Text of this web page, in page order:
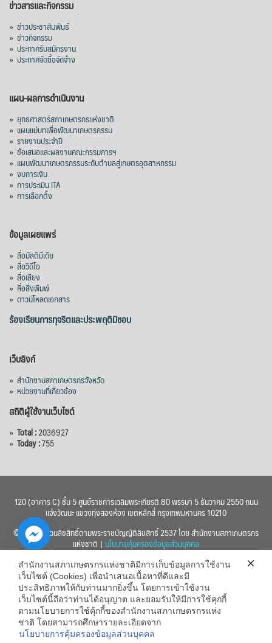
ข่าวสารและกิจกรรม
» ข่าวประชาสัมพันธ์
» ข่าวกิจกรรม
» ประกาศรับสมัครงาน
» ประกาศจัดซื้อจัดจ้าง
แผน-ผลการดำเนินงาน
» ยุทธศาสตร์สภาเกษตรกรแห่งชาติ
» แผนแม่บทเพื่อพัฒนาเกษตรกรรม
» รายงานประจำปี
» ข้อเสนอและผลงานคณะกรรมการฯ
» แผนพัฒนาเกษตรกรรมระดับตำบลสู่เกษตรอุตสาหกรรม
» งบการเงิน
» การประเมิน ITA
» การเลือกตั้ง
ข้อมูลเผยแพร่
» สื่อมัลติมีเดีย
» สื่อวิดีโอ
» สื่อเสียง
» สื่อสิ่งพิมพ์
» ดาวน์โหลดเอกสาร
ร้องเรียนการทุจริตและประพฤติมิชอบ
เว็บลิงก์
» สำนักงานสภาเกษตรกรจังหวัด
» หน่วยงานที่เกี่ยวข้อง
สถิติผู้ใช้งานเว็บไซต์
» Total :2036927
» Today :755
120 (อาคาร C) ชั้น 5 ศูนย์ราชการเฉลิมพระเกียรติ 80 พรรษา 5 ธันวาคม 2550 ถนน
แจ้งวัฒนะ แขวงทุ่งสองห้อง เขตหลักสี่ กรุงเทพมหานคร 10210
© 2560 สงวนลิขสิทธิ์ตามพระราชบัญญัติลิขสิทธิ์ 2537 โดย สำนักงานสภาเกษตรกร
แห่งชาติ | นโยบายคุ้มครองข้อมูลส่วนบุคคล
สำนักงานสภาเกษตรกรแห่งชาติมีการเก็บข้อมูลการใช้งาน
เว็บไซต์ (Cookies) เพื่อนำเสนอเนื้อหาที่ดีและมี
ประสิทธิภาพให้กับท่านมากยิ่งขึ้น โดยการเข้าใช้งาน
เว็บไซต์นี้ถือว่าท่านได้อนุญาต และยอมรับให้มีการใช้คุกกี้
ตามนโยบายการใช้คุ้กกี้ของสำนักงานสภาเกษตรกรแห่ง
ชาติ โดยสามารถศึกษารายละเอียดจาก
นโยบายการคุ้มครองข้อมูลส่วนบุคคล
Hide
chaty